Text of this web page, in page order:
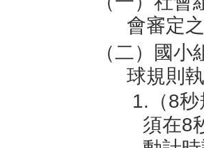
會審定
（二）國
球規則
1.（8
須在8